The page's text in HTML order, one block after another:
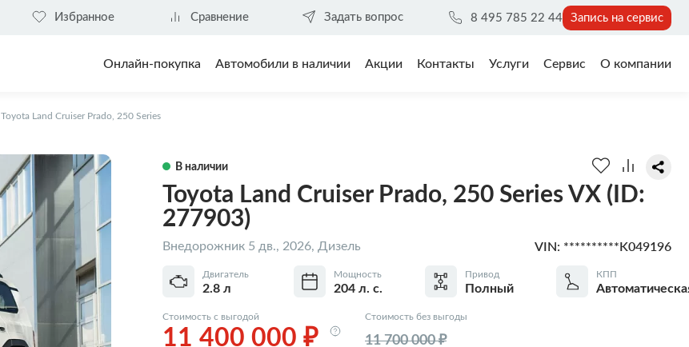
8 495 785 22 44 Запись на сервис
Избранное Сравнение Задать вопрос
Онлайн-покупка Автомобили в наличии Акции Контакты Услуги Сервис О компании
Toyota Land Cruiser Prado, 250 Series
В наличии
Toyota Land Cruiser Prado, 250 Series VX (ID:
277903)
Внедорожник 5 дв., 2026, Дизель VIN: **********K049196
Двигатель
2.8 л
Мощность
204 л. с.
Привод
Полный
КПП
Стоимость с выгодой
11 400 000 ₽
Стоимость без выгоды
11 700 000 ₽